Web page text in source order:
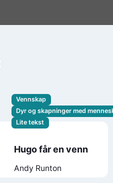
Vennskap
Dyr og skapninger med
Lite tekst
Hugo får en venn
Andy Runton